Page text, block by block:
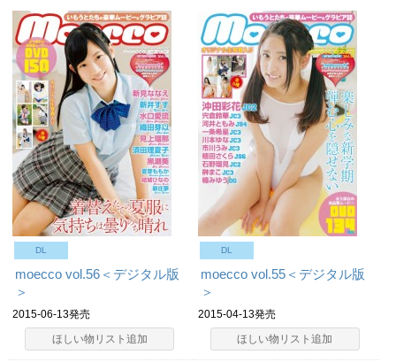
DL
moecco vol.56＜デジタル版
＞
2015-06-13発売
ほしい物リスト追加
DL
moecco vol.55＜デジタル版
＞
2015-04-13発売
ほしい物リスト追加